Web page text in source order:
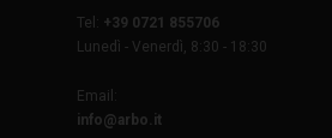
Tel:
+39 0721 855706
Lunedì - Venerdì, 8:30 - 18:30
Email:
info@arbo.it